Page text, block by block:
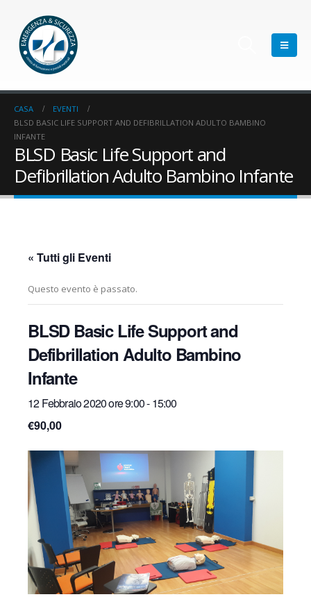
CASA
EVENTI
BLSD BASIC LIFE SUPPORT AND DEFIBRILLATION ADULTO BAMBINO
INFANTE
BLSD Basic Life Support and
Defibrillation Adulto Bambino Infante
« Tutti gli Eventi
Questo evento è passato.
BLSD Basic Life Support and
Defibrillation Adulto Bambino
Infante
12 Febbraio 2020 ore 9:00-15:00
€90,00